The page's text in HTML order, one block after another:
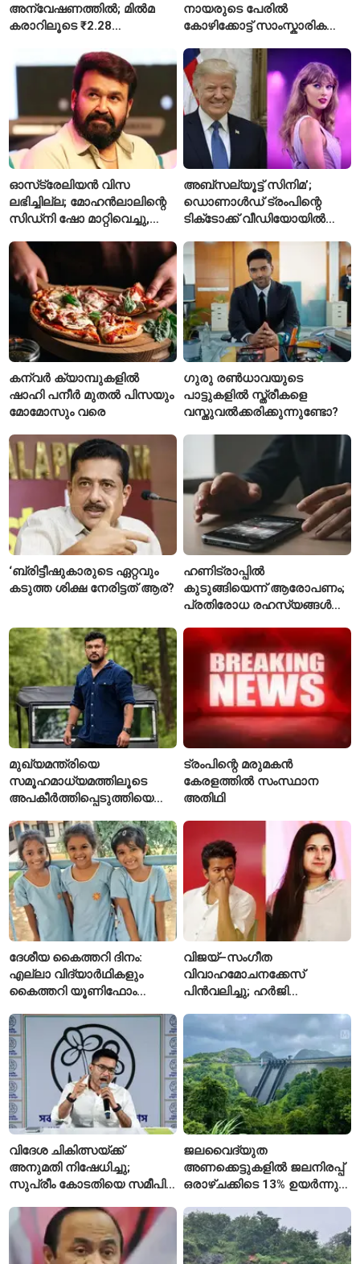
അന്വേഷണത്തിൽ; മിൽമ
കരാറിലൂടെ ₹2.28
എഫ്ഐആർ
നായരുടെ പേരിൽ
കോഴിക്കോട്ട് സാംസ്കാരിക
പ്രവർത്തനങ്ങൾക്ക് ₹50
കോടി
ഓസ്‌ട്രേലിയൻ വിസ
ലഭിച്ചില്ല; മോഹൻലാലിന്റെ
സിഡ്‌നി ഷോ മാറ്റിവെച്ചു,
ചോദിച്ച് താരം
അബ്സല്യൂട്ട് സിനിമ’;
ഡൊണാൾഡ് ട്രംപിന്റെ
ടിക്‌ടോക്ക് വീഡിയോയിൽ
‘August’ നീക്കം ചെയ്തു
കന്വർ ക്യാമ്പുകളിൽ
ഷാഹി പനീർ മുതൽ പിസയും
മോമോസും വരെ
ഗുരു രൺധാവയുടെ
പാട്ടുകളിൽ സ്ത്രീകളെ
വസ്തുവൽക്കരിക്കുന്നുണ്ടോ?
‘ബ്രിട്ടീഷുകാരുടെ ഏറ്റവും
കടുത്ത ശിക്ഷ നേരിട്ടത് ആര്?
ഹണിട്രാപ്പിൽ
കുടുങ്ങിയെന്ന് ആരോപണം;
പ്രതിരോധ രഹസ്യങ്ങൾ
വിങ് കമാൻഡർ അറസ്റ്റിൽ
മുഖ്യമന്ത്രിയെ
സമൂഹമാധ്യമത്തിലൂടെ
അപകീർത്തിപ്പെടുത്തിയെന്ന്
ആയങ്കിക്കെതിരെ പുതിയ
കേസ്
ട്രംപിന്റെ മരുമകൻ
കേരളത്തിൽ സംസ്ഥാന
അതിഥി
ദേശീയ കൈത്തറി ദിനം:
എല്ലാ വിദ്യാർഥികളും
കൈത്തറി യൂണിഫോം
സ്കൂൾ വേറിട്ട മാതൃക
വിജയ്–സംഗീത
വിവാഹമോചനക്കേസ്
പിൻവലിച്ചു; ഹർജി
അവസാനിപ്പിച്ച് കോടതി
വിദേശ ചികിത്സയ്ക്ക്
അനുമതി നിഷേധിച്ചു;
സുപ്രീം കോടതിയെ സമീപിച്ച്
ജലവൈദ്യുത
അണക്കെട്ടുകളിൽ ജലനിരപ്പ്
ഒരാഴ്ചക്കിടെ 13% ഉയർന്നു;
ഇപ്പോഴും കുറവ്